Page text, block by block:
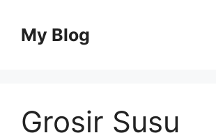
contentMy Blog
Grosir Susu